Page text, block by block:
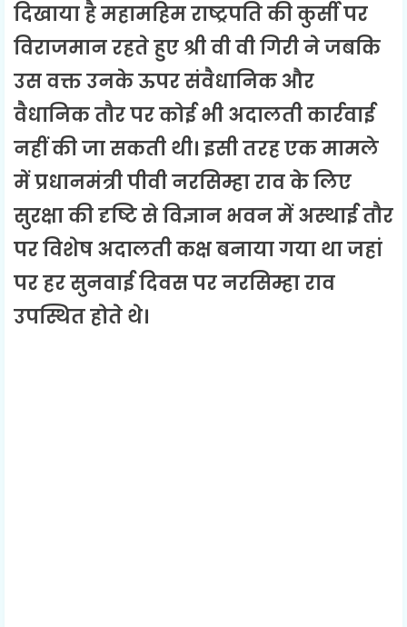
दिखाया है महामहिम राष्ट्रपति की कुर्सी पर
विराजमान रहते हुए श्री वी वी गिरी ने जबकि
उस वक्त उनके ऊपर संवैधानिक और
वैधानिक तौर पर कोई भी अदालती कार्रवाई
नहीं की जा सकती थी। इसी तरह एक मामले
में प्रधानमंत्री पीवी नरसिम्हा राव के लिए
सुरक्षा की दृष्टि से विज्ञान भवन में अस्थाई तौर
पर विशेष अदालती कक्ष बनाया गया था जहां
पर हर सुनवाई दिवस पर नरसिम्हा राव
उपस्थित होते थे।